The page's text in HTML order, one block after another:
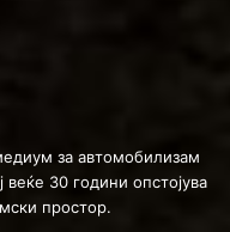
за автомобилизам
30 години опстојува
простор.